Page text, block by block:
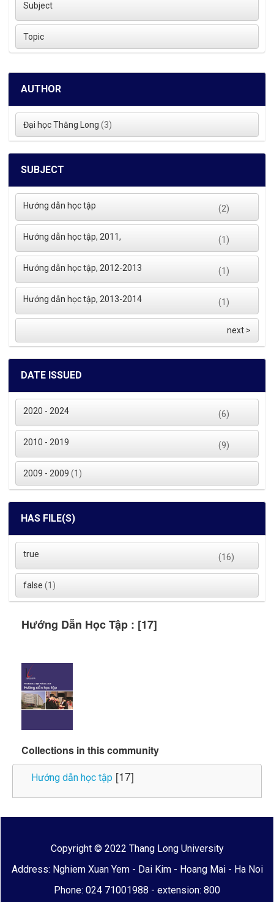
Subject
Topic
AUTHOR
Đại học Thăng Long (3)
SUBJECT
Hướng dẫn học tập (2)
Hướng dẫn học tập, 2011, (1)
Hướng dẫn học tập, 2012-2013 (1)
Hướng dẫn học tập, 2013-2014 (1)
next >
DATE ISSUED
2020 - 2024 (6)
2010 - 2019 (9)
2009 - 2009 (1)
HAS FILE(S)
true (16)
false (1)
Hướng Dẫn Học Tập : [17]
Collections in this community
Hướng dẫn học tập [17]
Copyright © 2022 Thang Long University
Address: Nghiem Xuan Yem - Dai Kim - Hoang Mai - Ha Noi
Phone: 024 71001988 - extension: 800